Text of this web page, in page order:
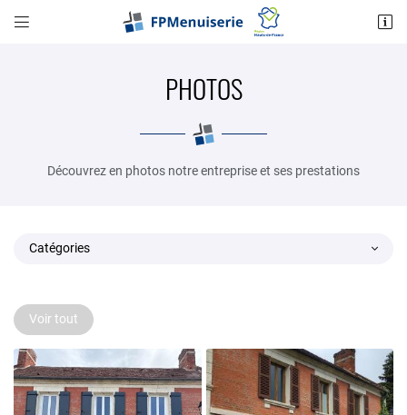
 
4 Rue de Rainvillers
Recopier le code ci-contre
Rafraîchir le captcha
PHOTOS
Découvrez en photos notre entreprise et ses prestations
Catégories
Voir tout